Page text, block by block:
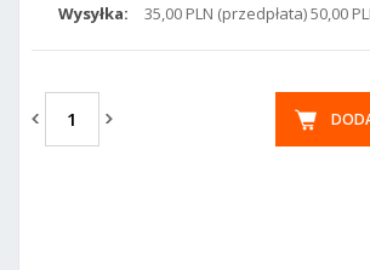
Wysyłka: 35,00 PLN (przedpłata) 50,00